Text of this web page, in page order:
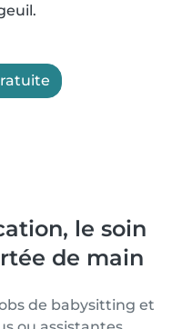
le soin
de main
de babysitting et